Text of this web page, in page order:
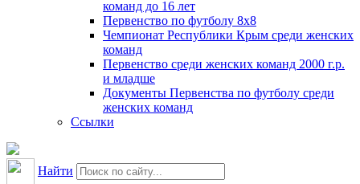
команд до 16 лет
Первенство по футболу 8х8
Чемпионат Республики Крым среди женских
команд
Первенство среди женских команд 2000 г.р.
и младше
Документы Первенства по футболу среди
женских команд
Ссылки
Найти